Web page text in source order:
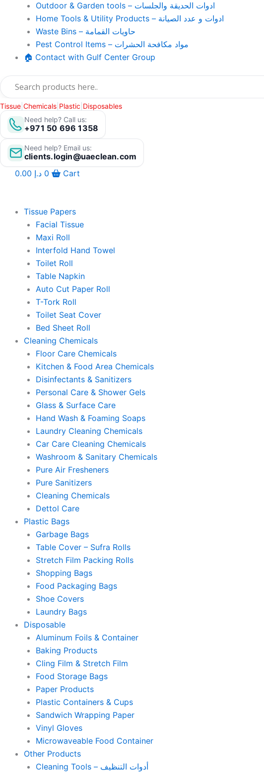
Outdoor & Garden tools – ادوات الحديقة والجلسات
Home Tools & Utility Products – ادوات و عدد الصيانة
Waste Bins – حاويات القمامة
Pest Control Items – مواد مكافحة الحشرات
🏠 Contact with Gulf Center Group
Tissue Chemicals Plastic Disposables
Need help? Call us:
+971 50 696 1358
Need help? Email us:
clients.login@uaeclean.com
د.إ 0 Cart
Tissue Papers
Facial Tissue
Maxi Roll
Interfold Hand Towel
Toilet Roll
Table Napkin
Auto Cut Paper Roll
T-Tork Roll
Toilet Seat Cover
Bed Sheet Roll
Cleaning Chemicals
Floor Care Chemicals
Kitchen & Food Area Chemicals
Disinfectants & Sanitizers
Personal Care & Shower Gels
Glass & Surface Care
Hand Wash & Foaming Soaps
Laundry Cleaning Chemicals
Car Care Cleaning Chemicals
Washroom & Sanitary Chemicals
Pure Air Fresheners
Pure Sanitizers
Cleaning Chemicals
Dettol Care
Plastic Bags
Garbage Bags
Table Cover – Sufra Rolls
Stretch Film Packing Rolls
Shopping Bags
Food Packaging Bags
Shoe Covers
Laundry Bags
Disposable
Aluminum Foils & Container
Baking Products
Cling Film & Stretch Film
Food Storage Bags
Paper Products
Plastic Containers & Cups
Sandwich Wrapping Paper
Vinyl Gloves
Microwaveable Food Container
Other Products
Cleaning Tools – أدوات التنظيف